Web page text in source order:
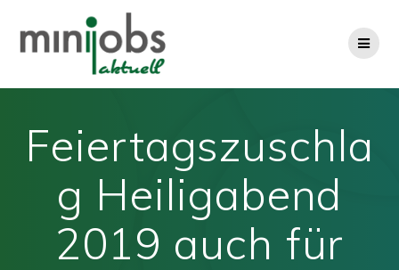
Feiertagszuschla
g Heiligabend
2019 auch für